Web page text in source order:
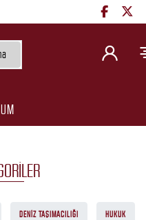
DENIZ TAŞIMACILIĞI HUKUK